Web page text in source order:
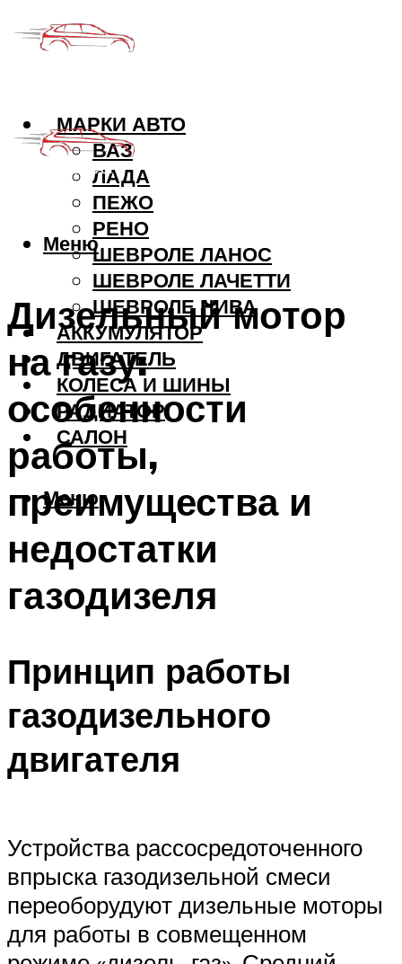
МАРКИ АВТО
ВАЗ
ЛАДА
ПЕЖО
РЕНО
ШЕВРОЛЕ ЛАНОС
ШЕВРОЛЕ ЛАЧЕТТИ
ШЕВРОЛЕ НИВА
АККУМУЛЯТОР
ДВИГАТЕЛЬ
КОЛЕСА И ШИНЫ
РАДИАТОР
САЛОН
Меню
Меню
Дизельный мотор
на газу:
особенности
работы,
преимущества и
недостатки
газодизеля
Принцип работы
газодизельного
двигателя
Устройства рассосредоточенного
впрыска газодизельной смеси
переоборудуют дизельные моторы
для работы в совмещенном